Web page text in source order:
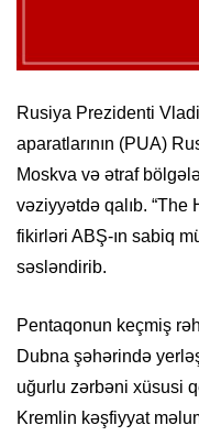
Rusiya Prezidenti
aparatlarının (PUA)
Moskva və ətraf
vəziyyətdə qalıb. “The
fikirləri ABŞ-ın sabiq
səsləndirib.
Pentaqonun keçmiş
Dubna şəhərində
uğurlu zərbəni xüsusi
Kremlin kəşfiyyat